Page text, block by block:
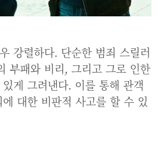
강렬하다. 단순한 범죄 스릴러
부패와 비리, 그리고 그로 인한
게 그려낸다. 이를 통해 관객
대한 비판적 사고를 할 수 있